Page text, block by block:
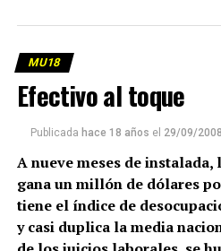
MU18
Efectivo al toque
Publicada hace 18 años el 29/09/2008
A nueve meses de
gana un millón de dólares
tiene el índice de
y casi duplica la media